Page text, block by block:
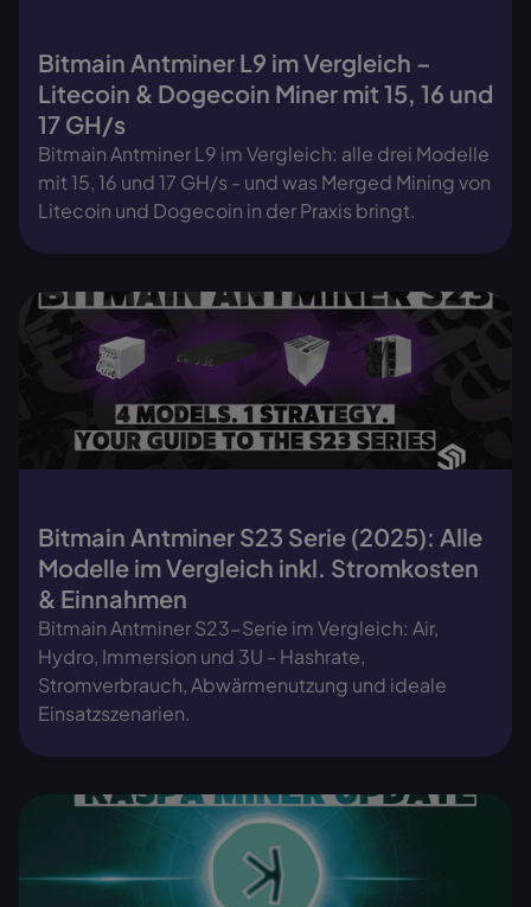
Bitmain Antminer L9 im Vergleich –
Litecoin & Dogecoin Miner mit 15, 16 und
17 GH/s
Bitmain Antminer L9 im Vergleich: alle drei Modelle
mit 15, 16 und 17 GH/s - und was Merged Mining von
Litecoin und Dogecoin in der Praxis bringt.
Bitmain Antminer S23 Serie (2025): Alle
Modelle im Vergleich inkl. Stromkosten
& Einnahmen
Bitmain Antminer S23-Serie im Vergleich: Air,
Hydro, Immersion und 3U - Hashrate,
Stromverbrauch, Abwärmenutzung und ideale
Einsatzszenarien.